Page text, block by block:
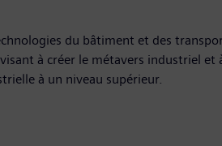
du bâtiment et des
à créer le métavers industriel et
à un niveau supérieur.